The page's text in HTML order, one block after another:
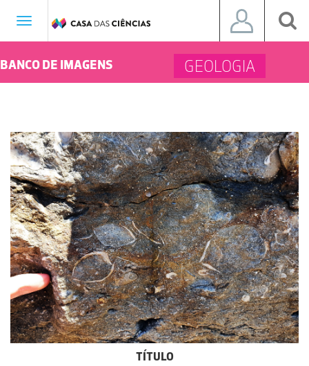
Toggle
BANCO DE IMAGENS GEOLOGIA
TÍTULO